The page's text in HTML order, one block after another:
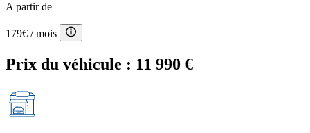
A partir de
179€ / mois
Prix du véhicule : 11 990 €